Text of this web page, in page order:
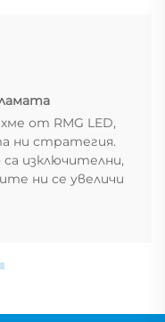
от RMG LED,
ни стратегия.
изключителни,
ни се увеличи